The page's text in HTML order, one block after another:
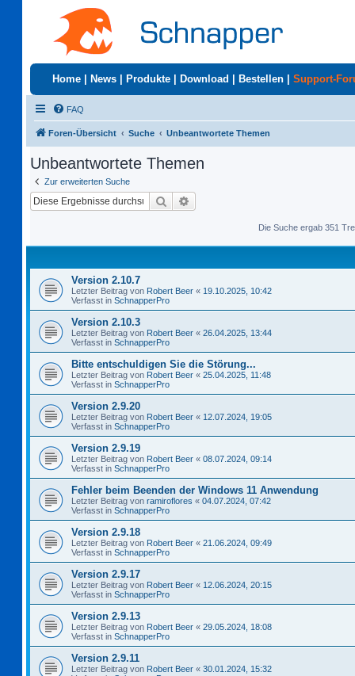
Home News Produkte Download Bestellen Support-
FAQ
Foren-Übersicht Suche Unbeantwortete Themen
Unbeantwortete Themen
Zur erweiterten Suche
Suche
Die Suche ergab 351
Version 2.10.7
Letzter Beitrag von Robert Beer « 19.10.2025, 10:42
Verfasst in SchnapperPro
Version 2.10.3
Letzter Beitrag von Robert Beer « 26.04.2025, 13:44
Verfasst in SchnapperPro
Bitte entschuldigen Sie die Störung...
Letzter Beitrag von Robert Beer « 25.04.2025, 11:48
Verfasst in SchnapperPro
Version 2.9.20
Letzter Beitrag von Robert Beer « 12.07.2024, 19:05
Verfasst in SchnapperPro
Version 2.9.19
Letzter Beitrag von Robert Beer « 08.07.2024, 09:14
Verfasst in SchnapperPro
Fehler beim Beenden der Windows 11 Anwendung
Letzter Beitrag von ramiroflores « 04.07.2024, 07:42
Verfasst in SchnapperPro
Version 2.9.18
Letzter Beitrag von Robert Beer « 21.06.2024, 09:49
Verfasst in SchnapperPro
Version 2.9.17
Letzter Beitrag von Robert Beer « 12.06.2024, 20:15
Verfasst in SchnapperPro
Version 2.9.13
Letzter Beitrag von Robert Beer « 29.05.2024, 18:08
Verfasst in SchnapperPro
Version 2.9.11
Letzter Beitrag von Robert Beer « 30.01.2024, 15:32